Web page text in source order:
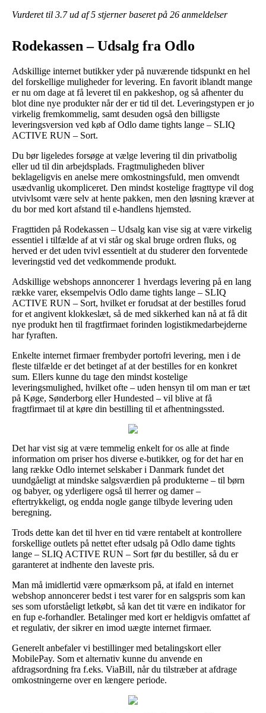
Vurderet til 3.7ud af 5 stjerner baseret på 26 anmeldelser
Rodekassen – Udsalg fra Odlo
Adskillige internet butikker yder på nuværende tidspunkt en hel
del forskellige muligheder for levering. En favorit iblandt mange
er nu om dage at få leveret til en pakkeshop, og så afhenter du
blot dine nye produkter når der er tid til det. Leveringstypen er jo
virkelig fremkommelig, samt desuden også den billigste
leveringsversion ved køb af Odlo dame tights lange – SLIQ
ACTIVE RUN – Sort.
Du bør ligeledes forsøge at vælge levering til din privatbolig
eller ud til din arbejdsplads. Fragtmuligheden bliver
beklageligvis en anelse mere omkostningsfuld, men omvendt
usædvanlig ukompliceret. Den mindst kostelige fragttype vil dog
utvivlsomt være selv at hente pakken, men den løsning kræver at
du bor med kort afstand til e-handlens hjemsted.
Fragttiden på Rodekassen – Udsalg kan vise sig at være virkelig
essentiel i tilfælde af at vi står og skal bruge ordren fluks, og
herved er det uden tvivl essentielt at du studerer den forventede
leveringstid ved det vedkommende produkt.
Adskillige webshops annoncerer 1 hverdags levering på en lang
række varer, eksempelvis Odlo dame tights lange – SLIQ
ACTIVE RUN – Sort, hvilket er forudsat at der bestilles forud
for et angivent klokkeslæt, så de med sikkerhed kan nå at få dit
nye produkt hen til fragtfirmaet forinden logistikmedarbejderne
har fyraften.
Enkelte internet firmaer frembyder portofri levering, men i de
fleste tilfælde er det betinget af at der bestilles for en konkret
sum. Ellers kunne du tage den mindst kostelige
leveringsmulighed, hvilket ofte – uden hensyn til om man er tæt
på Køge, Sønderborg eller Hundested – vil blive at få
fragtfirmaet til at køre din bestilling til et afhentningssted.
Det har vist sig at være temmelig enkelt for os alle at finde
information om priser hos diverse e-butikker, og for det har en
lang række Odlo internet selskaber i Danmark fundet det
uundgåeligt at mindske salgsværdien på produkterne – til børn
og babyer, og yderligere også til herrer og damer –
eftertrykkeligt, og endda nogle gange tilbyde levering uden
beregning.
Trods dette kan det til hver en tid være rentabelt at kontrollere
forskellige outlets på nettet efter udsalg på Odlo dame tights
lange – SLIQ ACTIVE RUN – Sort før du bestiller, så du er
garanteret at indhente den laveste pris.
Man må imidlertid være opmærksom på, at ifald en internet
webshop annoncerer bedst i test varer for en salgspris som kan
ses som uforståeligt letkøbt, så kan det tit være en indikator for
en fup e-forhandler. Betalinger med kort er heldigvis omfattet af
et regulativ, der sikrer en imod uægte internet firmaer.
Generelt anbefaler vi bestillinger med betalingskort eller
MobilePay. Som et alternativ kunne du anvende en
afdragsordning fra f.eks. ViaBill, når du tilstræber at afdrage
omkostningerne over en længere periode.